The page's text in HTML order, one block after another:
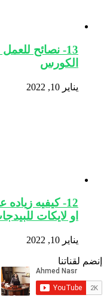
13- نصائح
الكورس
يناير 10, 2022
12- كيفيه
او لايكات
يناير 10, 2022
إنضم لقناتنا